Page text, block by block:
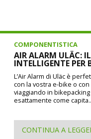
COMPONENTISTICA
AIR ALARM ULÄC:
INTELLIGENTE PER
L’Air Alarm di Uläc è
con la vostra e-bike o
viaggiando in
esattamente come
CONTINUA A